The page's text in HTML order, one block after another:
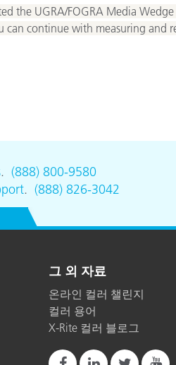
the UGRA/FOGRA Media
can continue with measuring and
. (888) 800-9580
. (888) 826-3042
그 외 자료
온라인 컬러 챌린지
컬러 용어
X-Rite 컬러 블로그